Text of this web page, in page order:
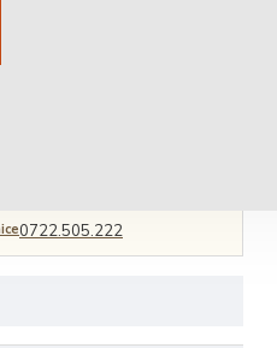
25Lei locker 25 lei
0722.505.222